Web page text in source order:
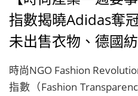
指數揭曉Adidas奪
未出售衣物、德國
續供應鏈、老佛爺
式開賣
時尚NGO Fashion
指數（Fashion